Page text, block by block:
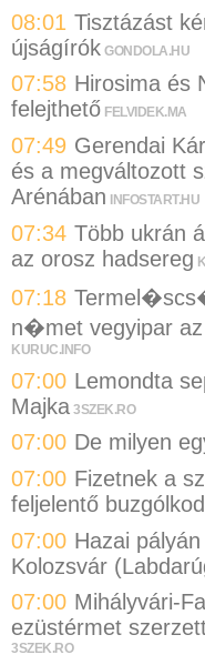
08:01 Tisztázást
újságírók GONDOLA.HU
07:58 Hirosima és
felejthető FELVIDEK.MA
07:49 Gerendai
és a megváltozott
Arénában
INFOSTART.HU
07:34 Több ukrán
az orosz hadsereg
07:18
n�met vegyipar
KURUC.INFO
07:00 Lemondta
Majka 3SZEK.RO
07:00 De milyen
07:00 Fizetnek a
feljelentő
07:00 Hazai
Kolozsvár
07:00 Mihályvári-
ezüstérmet
3SZEK.RO